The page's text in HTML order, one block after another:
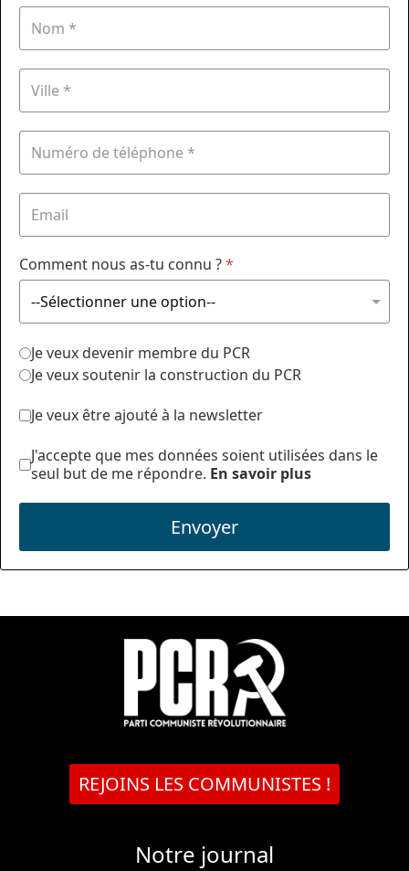
Comment nous as-tu connu ?*
Je veux devenir membre du PCR
Je veux soutenir la construction du PCR
Je veux être ajouté à la newsletter
J'accepte que mes données soient utilisées dans le
seul but de me répondre. En savoir plus
Envoyer
REJOINS LES COMMUNISTES !
Notre journal